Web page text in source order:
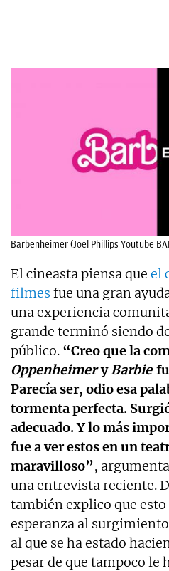
Barbenheimer (Joel Phillips Youtube
El cineasta piensa que el
filmes fue una gran
una experiencia
grande terminó siendo
público. “Creo que la
OppenheimeryBarbie
Parecía ser, odio esa
tormenta perfecta.
adecuado. Y lo más
fue a ver estos en un
maravilloso”,
una entrevista reciente.
también explico que
esperanza al
al que se ha estado
pesar de que tampoco le